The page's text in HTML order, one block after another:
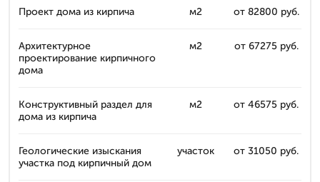
Проект дома из кирпича м2 от 82800 руб.
Архитектурное
проектирование кирпичного
дома
м2 от 67275 руб.
Конструктивный раздел для
дома из кирпича
м2 от 46575 руб.
Геологические изыскания
участка под кирпичный дом
участок от 31050 руб.